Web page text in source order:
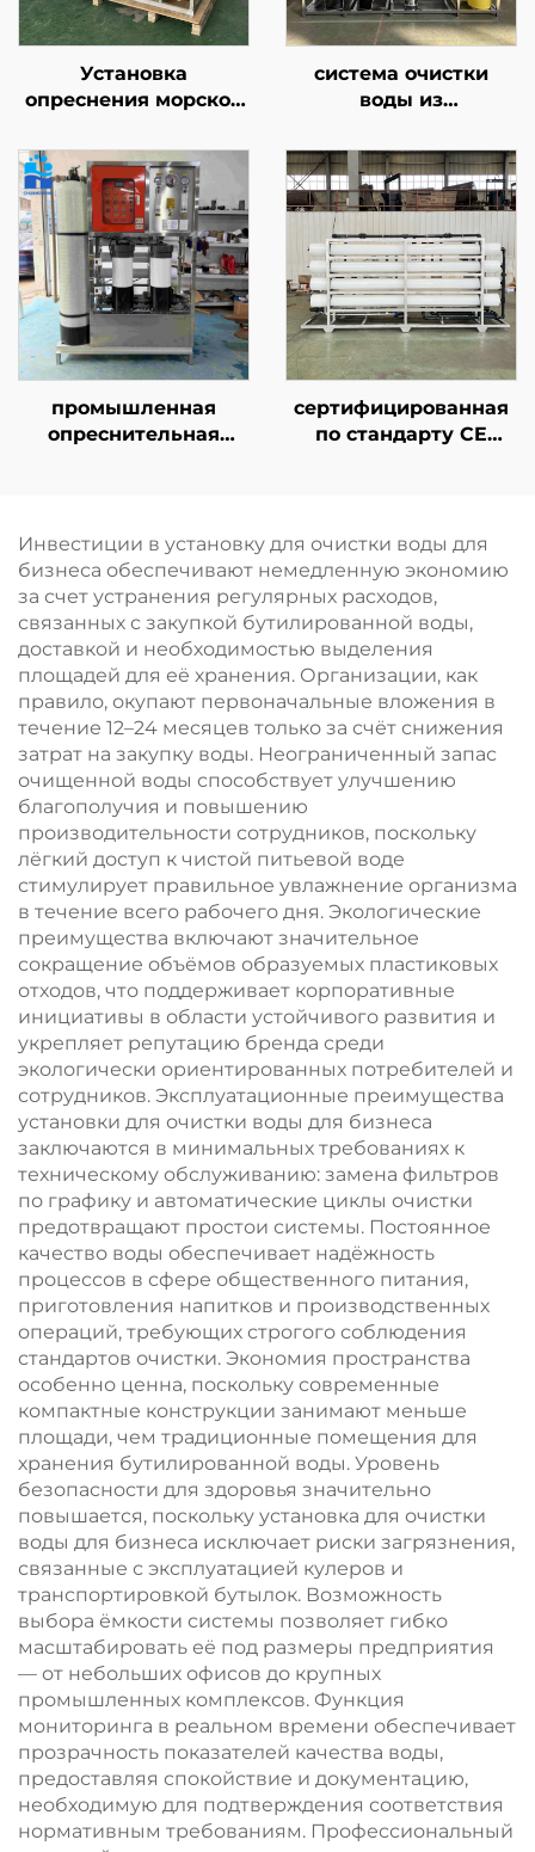
Установка
опреснения морской
крупногабаритная
солнечная
контейнеризированная
система обратного
осмоса,
опреснительная
установка для
морской воды
система очистки
воды из
с антикоррозионной
защитой,
производительность
3000 л/ч, установка
обратного осмоса для
проектов прямого
потребления
питьевой воды
промышленная
опреснительная
система водоочистки
SWRO для получения
питьевой воды
сертифицированная
по стандарту CE
1000–2500 л/ч с
системой обратного
осмоса для очистки
солоноватой
подземной воды из
скважин в целях
орошения
сельскохозяйственных
угодий
Инвестиции в установку для очистки воды для
бизнеса обеспечивают немедленную экономию
за счет устранения регулярных расходов,
связанных с закупкой бутилированной воды,
доставкой и необходимостью выделения
площадей для её хранения. Организации, как
правило, окупают первоначальные вложения в
течение 12–24 месяцев только за счёт снижения
затрат на закупку воды. Неограниченный запас
очищенной воды способствует улучшению
благополучия и повышению
производительности сотрудников, поскольку
лёгкий доступ к чистой питьевой воде
стимулирует правильное увлажнение организма
в течение всего рабочего дня. Экологические
преимущества включают значительное
сокращение объёмов образуемых пластиковых
отходов, что поддерживает корпоративные
инициативы в области устойчивого развития и
укрепляет репутацию бренда среди
экологически ориентированных потребителей и
сотрудников. Эксплуатационные преимущества
установки для очистки воды для бизнеса
заключаются в минимальных требованиях к
техническому обслуживанию: замена фильтров
по графику и автоматические циклы очистки
предотвращают простои системы. Постоянное
качество воды обеспечивает надёжность
процессов в сфере общественного питания,
приготовления напитков и производственных
операций, требующих строгого соблюдения
стандартов очистки. Экономия пространства
особенно ценна, поскольку современные
компактные конструкции занимают меньше
площади, чем традиционные помещения для
хранения бутилированной воды. Уровень
безопасности для здоровья значительно
повышается, поскольку установка для очистки
воды для бизнеса исключает риски загрязнения,
связанные с эксплуатацией кулеров и
транспортировкой бутылок. Возможность
выбора ёмкости системы позволяет гибко
масштабировать её под размеры предприятия
— от небольших офисов до крупных
промышленных комплексов. Функция
мониторинга в реальном времени обеспечивает
прозрачность показателей качества воды,
предоставляя спокойствие и документацию,
необходимую для подтверждения соответствия
нормативным требованиям. Профессиональный